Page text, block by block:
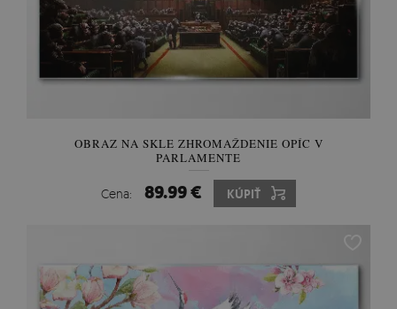
OBRAZ NA SKLE ZHROMAŽDENIE OPÍC V
PARLAMENTE
Cena: 89.99 € KÚPIŤ